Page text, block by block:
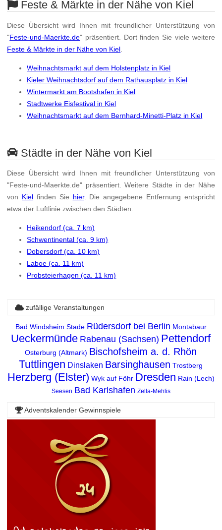
Feste & Märkte in der Nähe von Kiel
Diese Übersicht wird Ihnen mit freundlicher Unterstützung von
"Feste-und-Maerkte.de" präsentiert. Dort finden Sie viele weitere
Feste & Märkte in der Nähe von Kiel
Weihnachtsmarkt auf dem Holstenplatz in Kiel
Kieler Weihnachtsdorf auf dem Rathausplatz in Kiel
Wintermarkt am Bootshafen in Kiel
Stadtwerke Eisfestival in Kiel
Weihnachtsmarkt auf dem Bernhard-Minetti-Platz in Kiel
Städte in der Nähe von Kiel
Diese Übersicht wird Ihnen mit freundlicher Unterstützung von
"Feste-und-Maerkte.de" präsentiert. Weitere Städte in der Nähe
von Kiel finden Sie hier. Die angegebene Entfernung entspricht
etwa der Luftlinie zwischen den Städten.
Heikendorf (ca. 7 km)
Schwentinental (ca. 9 km)
Dobersdorf (ca. 10 km)
Laboe (ca. 11 km)
Probsteierhagen (ca. 11 km)
zufällige Veranstaltungen
Bad Windsheim Stade Rüdersdorf bei Berlin Montabaur
Ueckermünde Rabenau (Sachsen) Pettendorf
Osterburg (Altmark) Bischofsheim a. d. Rhön
Tuttlingen Dinslaken Barsinghausen Trostberg
Herzberg (Elster) Wyk auf Föhr Dresden Rain (Lech)
Seesen Bad Karlshafen Zella-Mehlis
Adventskalender Gewinnspiele